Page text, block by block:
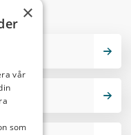
×
vår
som